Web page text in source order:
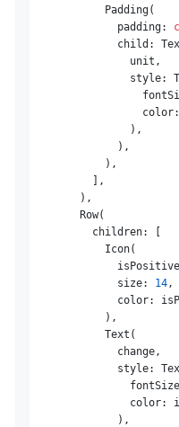
            Padding(
              padding:
child:
                unit,
style:
                ),
              ),
            ),
          ],
        ),
        Row(
          children: [
            Icon(
              size:
14,
color:
            ),
            Text(
              change,
style:
color:
              ),